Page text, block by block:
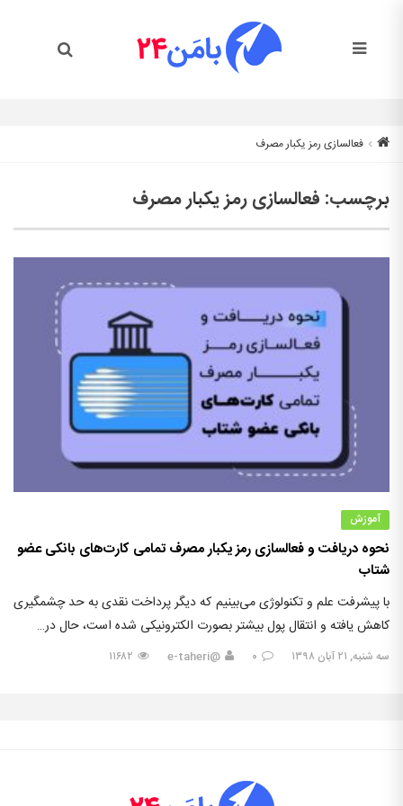
فعالسازی رمز یکبار مصرف
برچسب: فعالسازی رمز یکبار مصرف
آموزش
نحوه دریافت و فعالسازی رمز یکبار مصرف تمامی کارت‌های بانکی عضو
شتاب
با پیشرفت علم و تکنولوژی می‌بینیم که دیگر پرداخت نقدی به حد چشمگیری
کاهش یافته و انتقال پول بیشتر بصورت الکترونیکی شده است، حال در…
سه شنبه, ۲۱ آبان ۱۳۹۸ ۰ @e-taheri ۱۱۶۸۲